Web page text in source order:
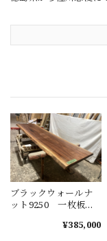
ブラックウォールナ
ット9250 一枚板無
660-710ｘ46mm 天板
¥385,000